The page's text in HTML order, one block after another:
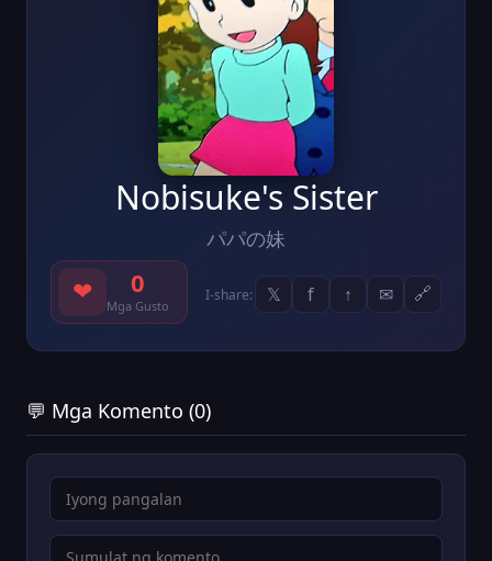
Nobisuke's Sister
パパの妹
❤ 0
Mga Gusto
I-share: 𝕏 f ↑ ✉ 🔗
💬 Mga Komento (0)